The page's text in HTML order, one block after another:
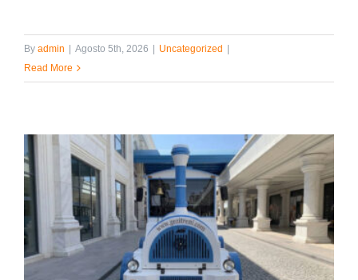
By admin Agosto 5th, 2026 Uncategorized
Read More